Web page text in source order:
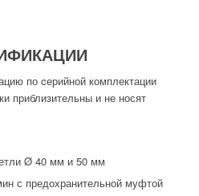
по cерийной комплектации
приблизительны и не носят
Ø 40 мм и 50 мм
с предохранительной муфтой